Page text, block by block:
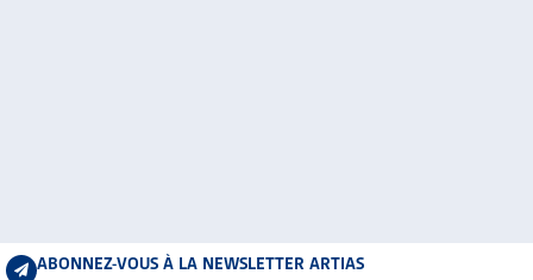
ABONNEZ-VOUS À LA NEWSLETTER ARTIAS